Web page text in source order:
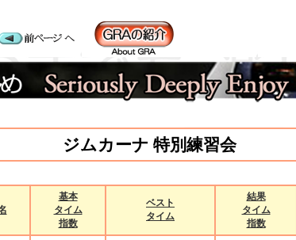
ジムカーナ 特別練習会
基本
タイム
指数
ベスト
タイム
結果
タイム
指数